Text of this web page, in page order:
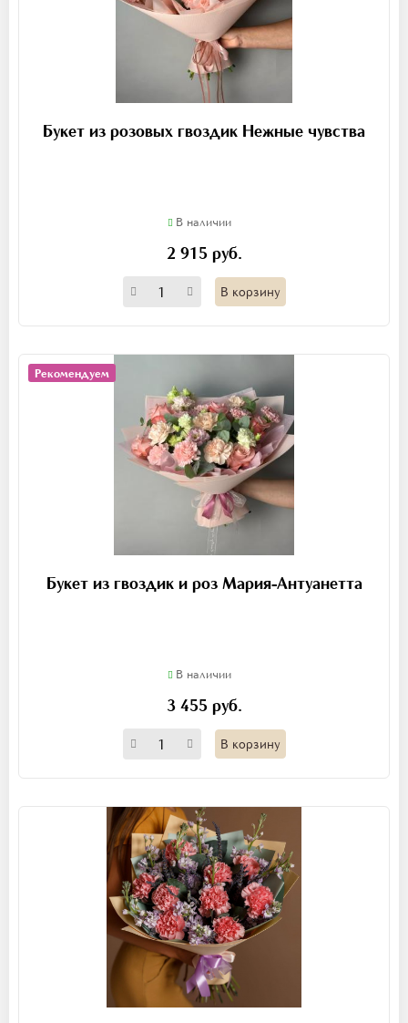
Букет из розовых гвоздик Нежные чувства
В наличии
2 915 руб.
В корзину
Рекомендуем
Букет из гвоздик и роз Мария-Антуанетта
В наличии
3 455 руб.
В корзину